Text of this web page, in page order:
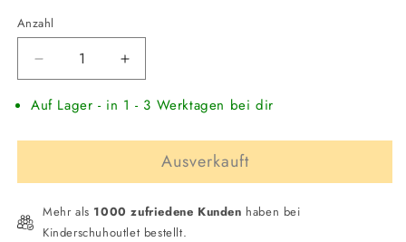
nicht
verfügbar verfügbar
Anzahl
Verringere
die
Menge
AFFENZAHN
Knit
Hai
Erhöhe
die
Menge
AFFENZAHN
Barfußschuh
Knit
Hai
Auf Lager - in 1 - 3 Werktagen bei dir
Ausverkauft
Mehr als 1000 zufriedene Kunden haben bei
Kinderschuhoutlet bestellt.